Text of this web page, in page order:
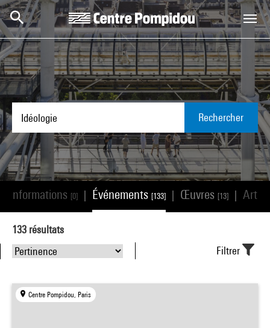
Aller au contenu principal
Centre Pompidou
Rechercher
Informations [0] Événements [133] Œuvres [13]
133 résultats
Filtrer
Centre Pompidou, Paris